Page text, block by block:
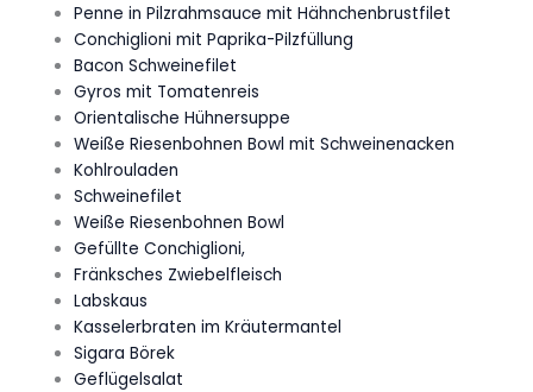
Penne in Pilzrahmsauce mit Hähnchenbrustfilet
Conchiglioni mit Paprika-Pilzfüllung
Bacon Schweinefilet
Gyros mit Tomatenreis
Orientalische Hühnersuppe
Weiße Riesenbohnen Bowl mit Schweinenacken
Kohlrouladen
Schweinefilet
Weiße Riesenbohnen Bowl
Gefüllte Conchiglioni,
Fränksches Zwiebelfleisch
Labskaus
Kasselerbraten im Kräutermantel
Sigara Börek
Geflügelsalat